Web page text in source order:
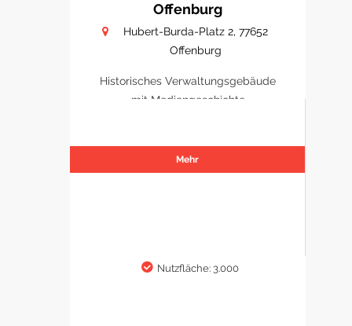
Offenburg
Hubert-Burda-Platz 2, 77652
Offenburg
Historisches Verwaltungsgebäude
mit Mediengeschichte
Mehr
Nutzfläche: 3.000